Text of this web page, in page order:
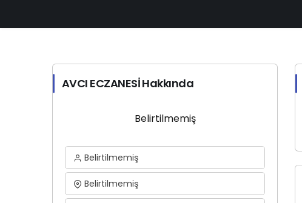
AVCI ECZANESİ Hakkında
Belirtilmemiş
Belirtilmemiş
Belirtilmemiş